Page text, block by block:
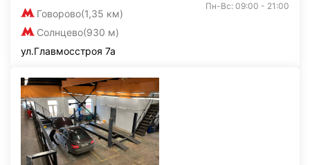
Говорово(1,35 км)
Солнцево(930 м)
Пн-Вс: 09:00 - 21:00
ул.Главмосстроя 7а